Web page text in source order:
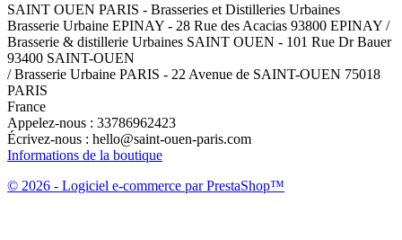
SAINT OUEN PARIS - Brasseries et Distilleries Urbaines
Brasserie Urbaine EPINAY - 28 Rue des Acacias 93800 EPINAY /
Brasserie & distillerie Urbaines SAINT OUEN - 101 Rue Dr Bauer
93400 SAINT-OUEN
/ Brasserie Urbaine PARIS - 22 Avenue de SAINT-OUEN 75018
PARIS
France
Appelez-nous : 33786962423
Écrivez-nous : hello@saint-ouen-paris.com
Informations de la boutique
© 2026 - Logiciel e-commerce par PrestaShop™